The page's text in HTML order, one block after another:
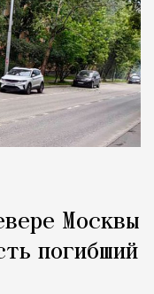
Москвы
погибший